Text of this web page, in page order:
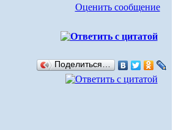
Оценить сообщение
Поделиться…